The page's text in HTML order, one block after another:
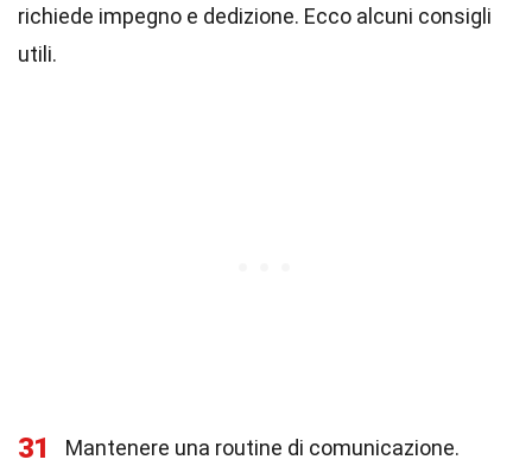
richiede impegno e dedizione. Ecco alcuni consigli
utili.
31 Mantenere una routine di comunicazione.